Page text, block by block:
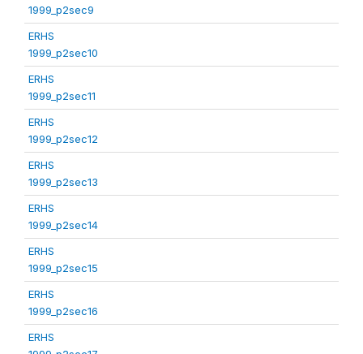
1999_p2sec9
ERHS
1999_p2sec10
ERHS
1999_p2sec11
ERHS
1999_p2sec12
ERHS
1999_p2sec13
ERHS
1999_p2sec14
ERHS
1999_p2sec15
ERHS
1999_p2sec16
ERHS